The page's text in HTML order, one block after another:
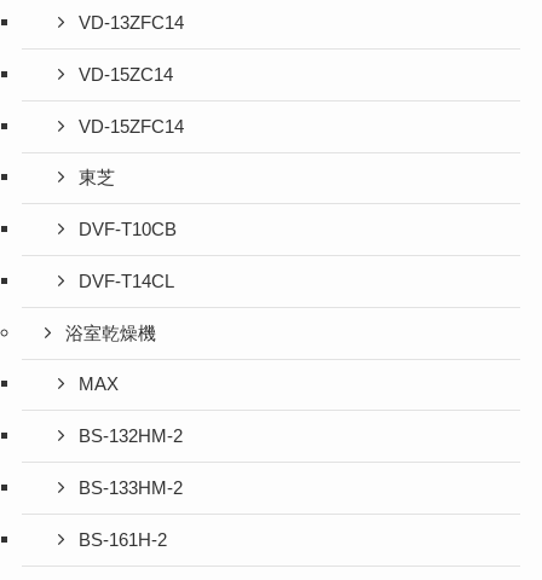
VD-13ZFC14
VD-15ZC14
VD-15ZFC14
東芝
DVF-T10CB
DVF-T14CL
浴室乾燥機
MAX
BS-132HM-2
BS-133HM-2
BS-161H-2